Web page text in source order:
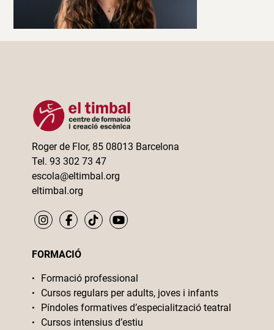
Roger de Flor, 85 08013 Barcelona
Tel. 93 302 73 47
escola@eltimbal.org
eltimbal.org
FORMACIÓ
Formació professional
Cursos regulars per adults, joves i infants
Píndoles formatives d’especialització teatral
Cursos intensius d’estiu